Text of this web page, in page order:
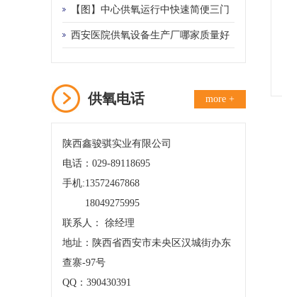
和氮气得以分离
【图】中心供氧运行中快速简便三门
峡供氧机管理制度
西安医院供氧设备生产厂哪家质量好
供氧电话 more +
陕西鑫骏骐实业有限公司
电话：029-89118695
手机:13572467868
18049275995
联系人： 徐经理
地址：陕西省西安市未央区汉城街办东
查寨-97号
QQ：390430391